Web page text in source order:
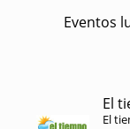
Eventos
El
El